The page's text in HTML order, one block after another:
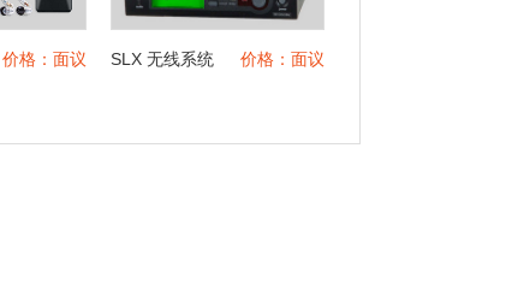
价格：面议 SLX 无线系统 价格：面议